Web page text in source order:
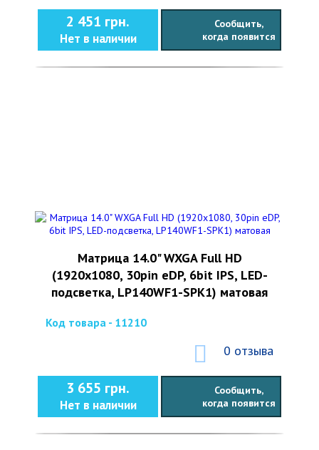
2 451 грн.
Нет в наличии
Сообщить,
когда появится
Матрица 14.0" WXGA Full HD
(1920х1080, 30pin eDP, 6bit IPS, LED-
подсветка, LP140WF1-SPK1) матовая
Код товара - 11210
0 отзыва
3 655 грн.
Нет в наличии
Сообщить,
когда появится